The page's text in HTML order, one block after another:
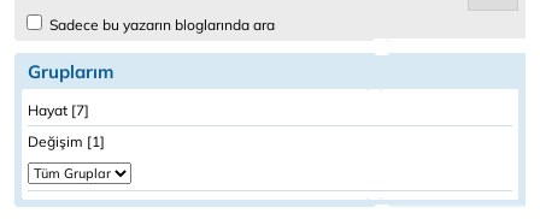
Sadece bu yazarın bloglarında ara
Gruplarım
Hayat [7]
Değişim [1]